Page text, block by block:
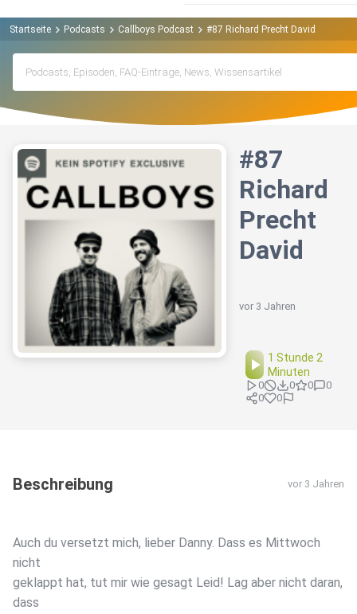
Startseite Podcasts Callboys Podcast #87 Richard Precht David
#87
Richard
Precht
David
vor 3 Jahren
1 Stunde 2
Minuten
0 0 0
0
0
0
Beschreibung vor 3 Jahren
Auch du versetzt mich, lieber Danny. Dass es Mittwoch
nicht
geklappt hat, tut mir wie gesagt Leid! Lag aber nicht daran,
dass